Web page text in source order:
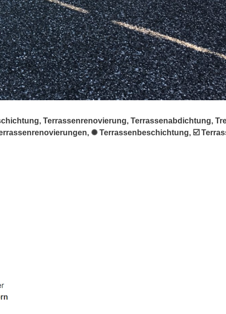
Terrassenrenovierung, Terrassenabdichtung,
✺ Terrassenbeschichtung, ☑️